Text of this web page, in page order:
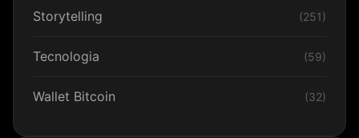
Storytelling (251)
Tecnologia (59)
Wallet Bitcoin (32)